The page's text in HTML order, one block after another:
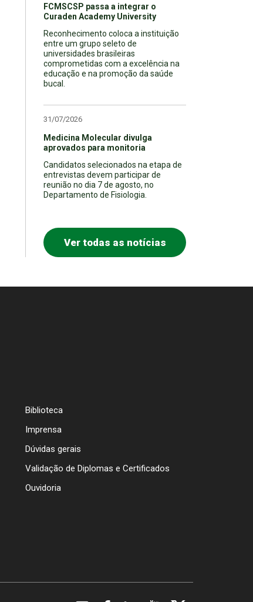
FCMSCSP passa a integrar o
Curaden Academy University
Reconhecimento coloca a instituição
entre um grupo seleto de
universidades brasileiras
comprometidas com a excelência na
educação e na promoção da saúde
bucal.
31/07/2026
Medicina Molecular divulga
aprovados para monitoria
Candidatos selecionados na etapa de
entrevistas devem participar de
reunião no dia 7 de agosto, no
Departamento de Fisiologia.
Ver todas as notícias
Biblioteca
Imprensa
Dúvidas gerais
Validação de Diplomas e Certificados
Ouvidoria